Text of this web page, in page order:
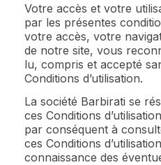
Votre accès et votre
par les présentes
votre accès, votre
de notre site, vous
lu, compris et accepté
Conditions d’utilisation.
La société Barbirati se
ces Conditions
par conséquent à
ces Conditions
connaissance des